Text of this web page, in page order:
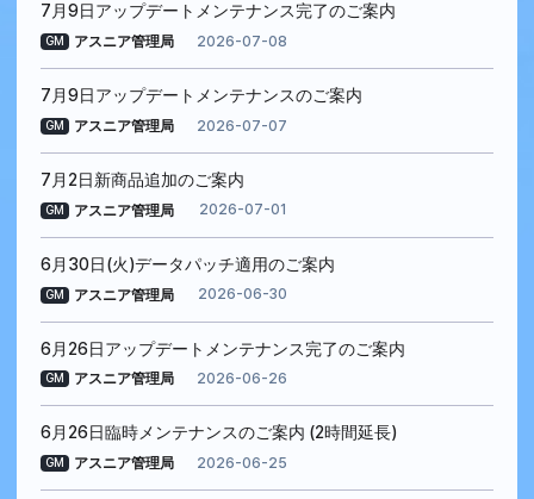
7月9日アップデートメンテナンス完了のご案内
GM アスニア管理局 2026-07-08
7月9日アップデートメンテナンスのご案内
GM アスニア管理局 2026-07-07
7月2日新商品追加のご案内
GM アスニア管理局 2026-07-01
6月30日(火)データパッチ適用のご案内
GM アスニア管理局 2026-06-30
6月26日アップデートメンテナンス完了のご案内
GM アスニア管理局 2026-06-26
6月26日臨時メンテナンスのご案内 (2時間延長)
GM アスニア管理局 2026-06-25